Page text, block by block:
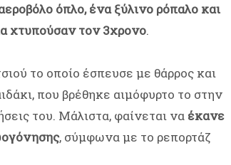
όπλο, ένα ξύλινο ρόπαλο και
χτυπούσαν τον 3χρονο.
το οποίο έσπευσε με θάρρος και
που βρέθηκε αιμόφυρτο το στην
του. Μάλιστα, φαίνεται να έκανε
, σύμφωνα με το ρεπορτάζ